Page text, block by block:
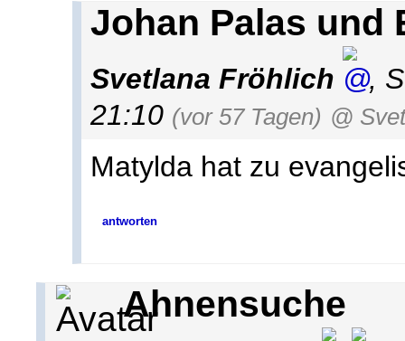
Johan Palas und
Svetlana Fröhlich ,
21:10 (vor 57 Tagen) @
Matylda hat zu
antworten
Ahnensuche